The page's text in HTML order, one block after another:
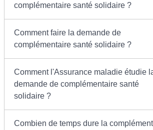
complémentaire santé solidaire ?
Comment faire la demande de
complémentaire santé solidaire ?
Comment l'Assurance maladie étudie
demande de complémentaire santé
solidaire ?
Combien de temps dure la